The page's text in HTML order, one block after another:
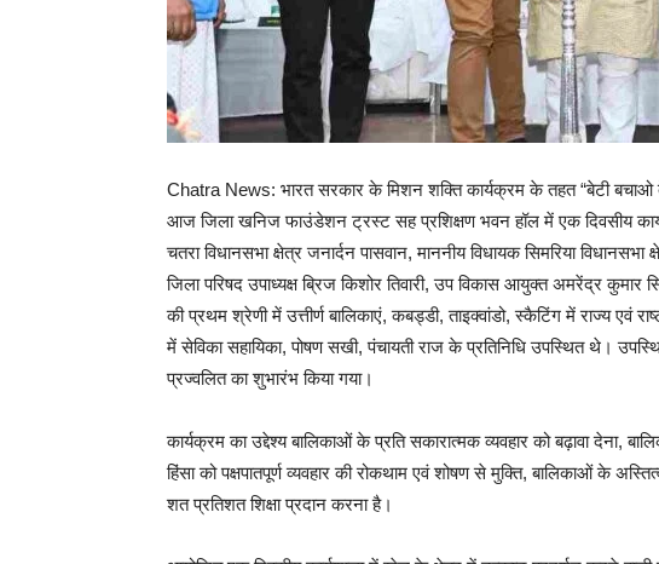
Chatra News: भारत सरकार के मिशन शक्ति कार्यक्रम के तहत “बेटी बचाओ
आज जिला खनिज फाउंडेशन ट्रस्ट सह प्रशिक्षण भवन हॉल में एक दिवसीय
चतरा विधानसभा क्षेत्र जनार्दन पासवान, माननीय विधायक सिमरिया
जिला परिषद उपाध्यक्ष ब्रिज किशोर तिवारी, उप विकास आयुक्त अमरेंद्र
की प्रथम श्रेणी में उत्तीर्ण बालिकाएं, कबड्डी, ताइक्वांडो, स्कैटिंग में राज्य एवं
में सेविका सहायिका, पोषण सखी, पंचायती राज के प्रतिनिधि उपस्थित थे।
प्रज्वलित का शुभारंभ किया गया।
कार्यक्रम का उद्देश्य बालिकाओं के प्रति सकारात्मक व्यवहार को बढ़ावा देना,
हिंसा को पक्षपातपूर्ण व्यवहार की रोकथाम एवं शोषण से मुक्ति, बालिकाओं के
शत प्रतिशत शिक्षा प्रदान करना है।